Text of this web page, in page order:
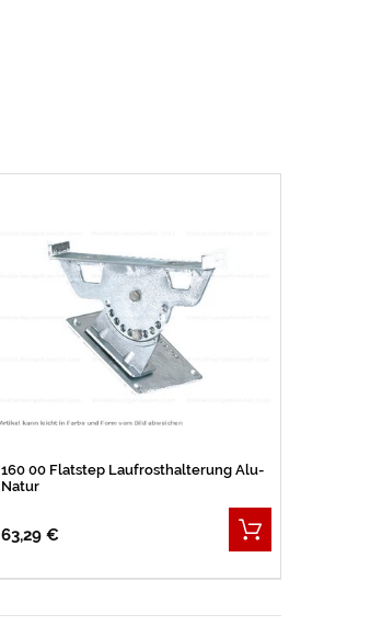
160 00 Flatstep Laufrosthalterung Alu-
Natur
63,29 €